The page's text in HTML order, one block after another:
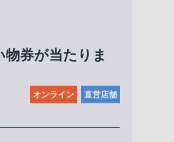
券が当たりま
オンライン 直営店舗